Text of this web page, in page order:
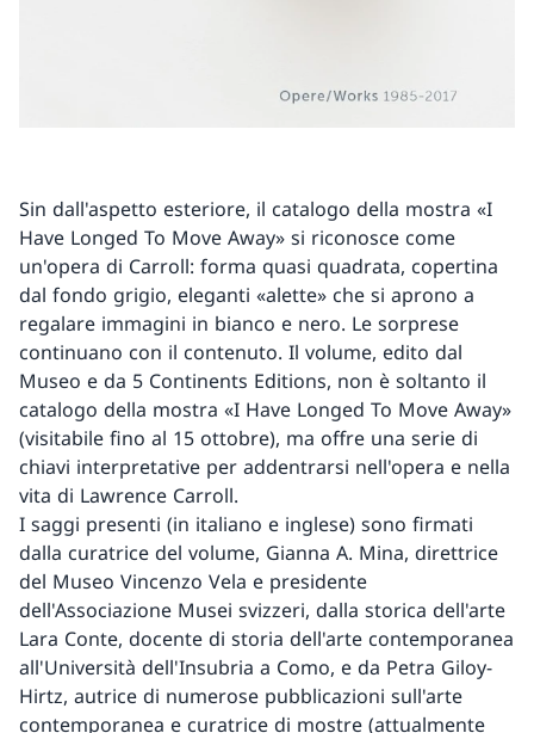
Sin dall'aspetto esteriore, il catalogo della mostra «I
Have Longed To Move Away» si riconosce come
un'opera di Carroll: forma quasi quadrata, copertina
dal fondo grigio, eleganti «alette» che si aprono a
regalare immagini in bianco e nero. Le sorprese
continuano con il contenuto. Il volume, edito dal
Museo e da 5 Continents Editions, non è soltanto il
catalogo della mostra «I Have Longed To Move Away»
(visitabile fino al 15 ottobre), ma offre una serie di
chiavi interpretative per addentrarsi nell'opera e nella
vita di Lawrence Carroll.
I saggi presenti (in italiano e inglese) sono firmati
dalla curatrice del volume, Gianna A. Mina, direttrice
del Museo Vincenzo Vela e presidente
dell'Associazione Musei svizzeri, dalla storica dell'arte
Lara Conte, docente di storia dell'arte contemporanea
all'Università dell'Insubria a Como, e da Petra Giloy-
Hirtz, autrice di numerose pubblicazioni sull'arte
contemporanea e curatrice di mostre (attualmente